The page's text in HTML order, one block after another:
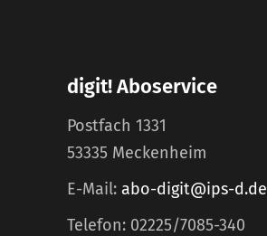
digit! Aboservice
Postfach 1331
53335 Meckenheim
E-Mail: abo-digit@ips-d.de
Telefon: 02225/7085-340